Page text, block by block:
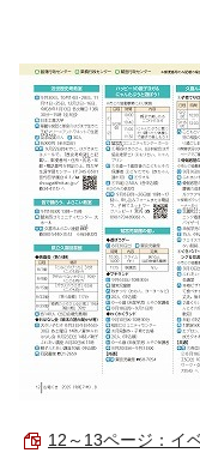
12～13ページ：イ